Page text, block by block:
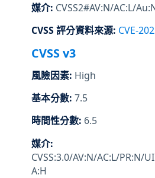
媒介: CVSS2#AV:N/AC:L/
CVSS 評分資料來源: CVE-
CVSS v3
風險因素: High
基本分數: 7.5
時間性分數: 6.5
媒介:
CVSS:3.0/AV:N/AC:L/PR:N/
A:H